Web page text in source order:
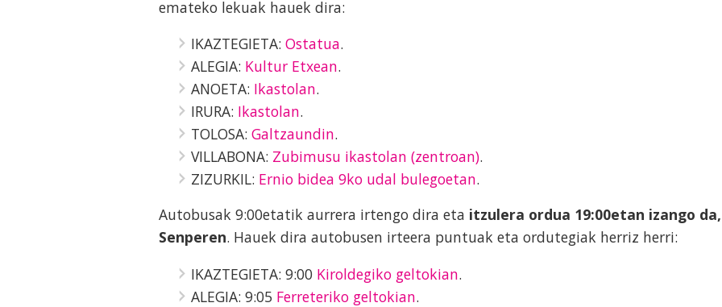
emateko lekuak hauek dira:
IKAZTEGIETA: Ostatua.
ALEGIA: Kultur Etxean.
ANOETA: Ikastolan.
IRURA: Ikastolan.
TOLOSA: Galtzaundin.
VILLABONA: Zubimusu ikastolan (zentroan).
ZIZURKIL: Ernio bidea 9ko udal bulegoetan.
Autobusak 9:00etatik aurrera irtengo dira eta itzulera ordua 19:00etan izango da,
Senperen. Hauek dira autobusen irteera puntuak eta ordutegiak herriz herri:
IKAZTEGIETA: 9:00 Kiroldegiko geltokian.
ALEGIA: 9:05 Ferreteriko geltokian.